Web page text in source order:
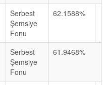
Serbest
Şemsiye
Fonu
62.1588%
Serbest
Şemsiye
Fonu
61.9468%